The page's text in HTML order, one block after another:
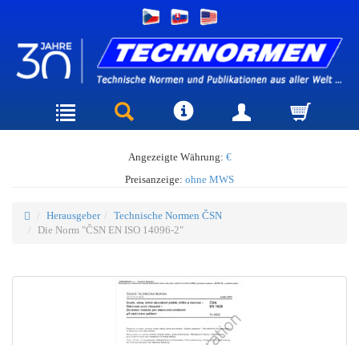
Angezeigte Währung: €
Preisanzeige: ohne MWS
Herausgeber
Technische Normen ČSN
Die Norm "ČSN EN ISO 14096-2"